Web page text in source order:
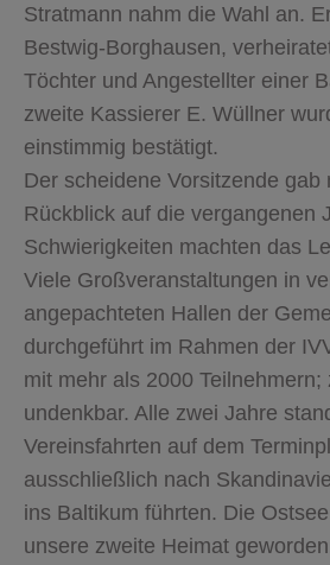
Stratmann nahm die Wahl an.
Bestwig-Borghausen,
Töchter und Angestellter einer
zweite Kassierer E. Wüllner
einstimmig bestätigt.
Der scheidene Vorsitzende gab
Rückblick auf die vergangenen
Schwierigkeiten machten das
Viele Großveranstaltungen in
angepachteten Hallen der
durchgeführt im Rahmen der
mit mehr als 2000
undenkbar. Alle zwei Jahre
Vereinsfahrten auf dem
ausschließlich nach
ins Baltikum führten. Die
unsere zweite Heimat